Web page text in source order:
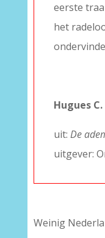
eerste
het
Hugues
uit: De
uitgever:
Weinig